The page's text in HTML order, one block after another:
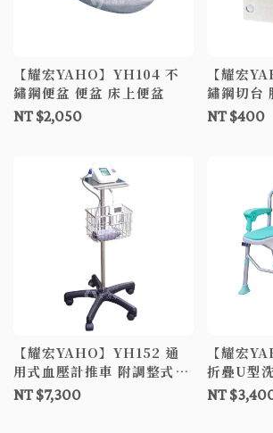
【耀宏YAHO】YH104 不
鏽鋼便盆 便盆 床上便盆
NT $2,050
【耀宏
鏽鋼切台
NT $400
【耀宏YAHO】YH152 通
用式血壓計推車 附調整式電
源
NT $7,300
【耀宏
折疊U型
澡椅 沐浴
NT